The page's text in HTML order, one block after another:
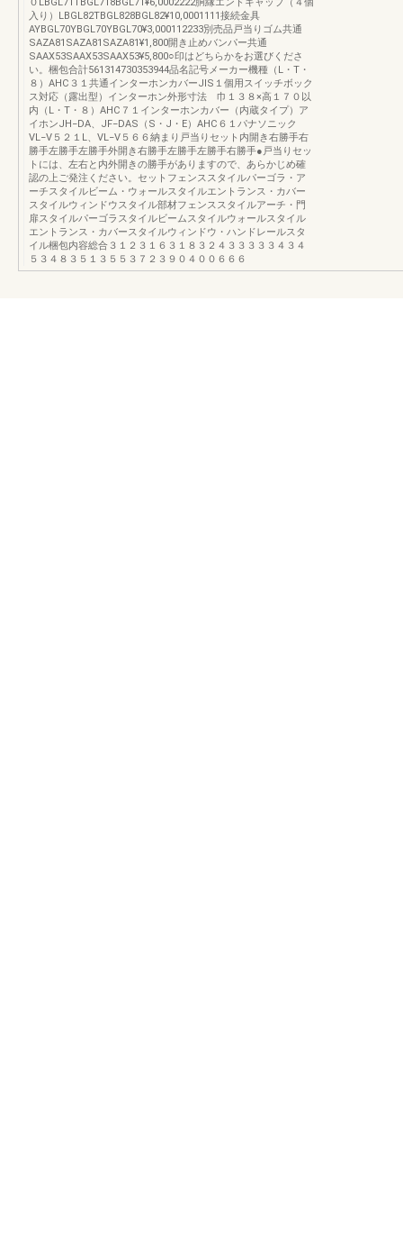
入り）LBGL82TBGL828BGL82¥10,0001111接続金具
AYBGL70YBGL70YBGL70¥3,000112233別売品戸当りゴム共通
SAZA81SAZA81SAZA81¥1,800開き止めバンパー共通
SAAX53SAAX53SAAX53¥5,800○印はどちらかをお選びくださ
い。梱包合計561314730353944品名記号メーカー機種（L・T・
８）AHC３１共通インターホンカバーJIS１個用スイッチボック
ス対応（露出型）インターホン外形寸法 巾１３８×高１７０以
内（L・T・８）AHC７１インターホンカバー（内蔵タイプ）ア
イホンJH−DA、JF−DAS（S・J・E）AHC６１パナソニック
VL−V５２１L、VL−V５６６納まり戸当りセット内開き右勝手右
勝手左勝手左勝手外開き右勝手左勝手左勝手右勝手●戸当りセッ
トには、左右と内外開きの勝手がありますので、あらかじめ確
認の上ご発注ください。セットフェンススタイルパーゴラ・ア
ーチスタイルビーム・ウォールスタイルエントランス・カバー
スタイルウィンドウスタイル部材フェンススタイルアーチ・門
扉スタイルパーゴラスタイルビームスタイルウォールスタイル
エントランス・カバースタイルウィンドウ・ハンドレールスタ
イル梱包内容総合３１２３１６３１８３２４３３３３３４３４
５３４８３５１３５５３７２３９０４００６６６